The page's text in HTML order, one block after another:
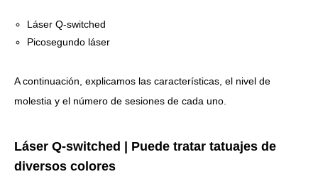
Láser Q-switched
Picosegundo láser
A continuación, explicamos las características, el nivel de
molestia y el número de sesiones de cada uno.
Láser Q-switched | Puede tratar tatuajes de
diversos colores